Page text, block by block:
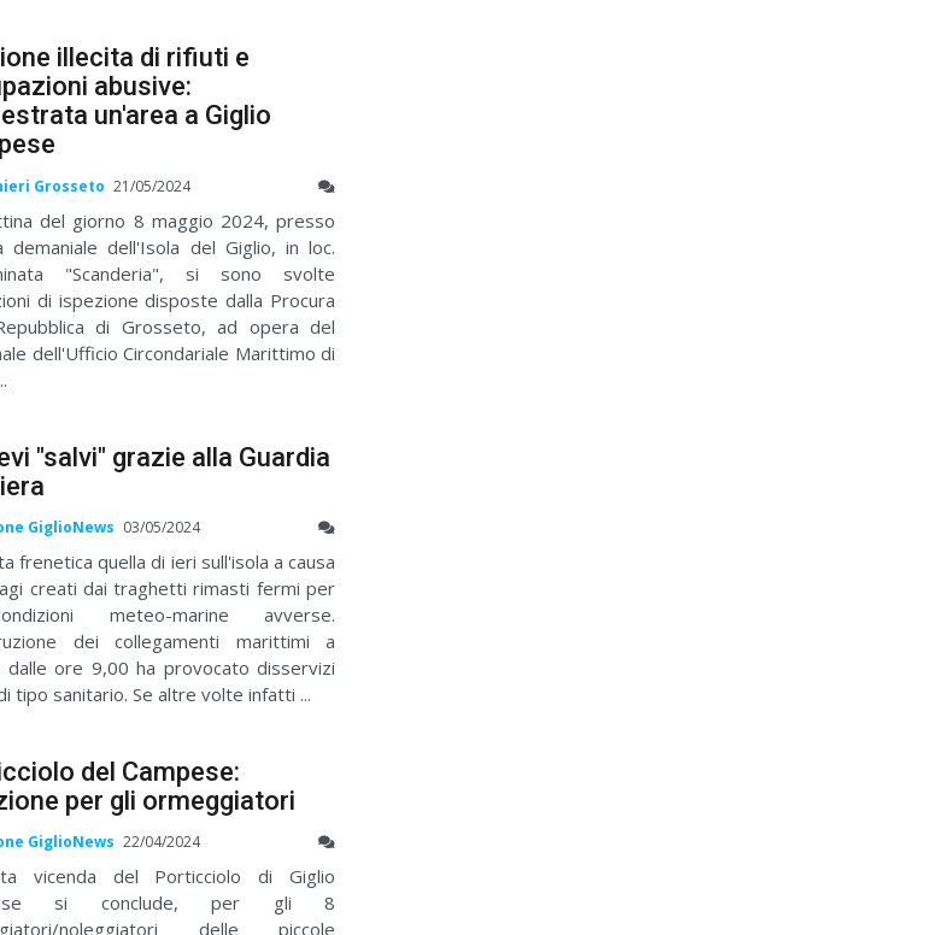
illecita di rifiuti e
abusive:
un'area a Giglio
Grosseto 21/05/2024
del giorno 8 maggio 2024, presso
demaniale dell'Isola del Giglio, in loc.
"Scanderia", si sono svolte
di ispezione disposte dalla Procura
di Grosseto, ad opera del
dell'Ufficio Circondariale Marittimo di
"salvi" grazie alla Guardia
GiglioNews 03/05/2024
frenetica quella di ieri sull'isola a causa
creati dai traghetti rimasti fermi per
meteo-marine avverse.
dei collegamenti marittimi a
dalle ore 9,00 ha provocato disservizi
tipo sanitario. Se altre volte infatti ...
del Campese:
per gli ormeggiatori
GiglioNews 22/04/2024
vicenda del Porticciolo di Giglio
si conclude, per gli 8
noleggiatori delle piccole